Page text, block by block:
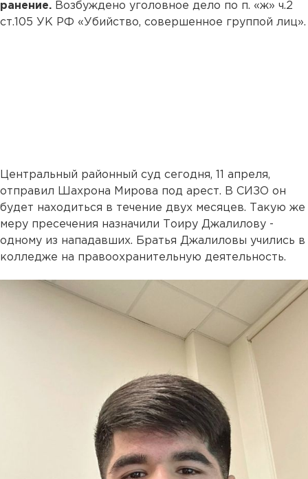
ранение. Возбуждено уголовное дело по п. «ж» ч.2
ст.105 УК РФ «Убийство, совершенное группой лиц».
Центральный районный суд сегодня, 11 апреля,
отправил Шахрона Мирова под арест. В СИЗО он
будет находиться в течение двух месяцев. Такую же
меру пресечения назначили Тоиру Джалилову -
одному из нападавших. Братья Джалиловы учились в
колледже на правоохранительную деятельность.